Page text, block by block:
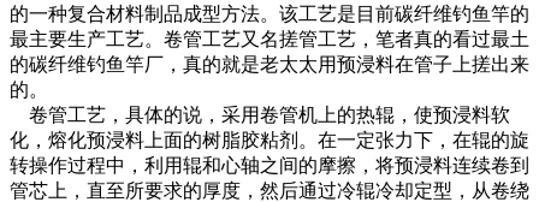
的一种复合材料制品成型方法。该工艺是目前碳纤维钓鱼竿的
最主要生产工艺。卷管工艺又名搓管工艺，笔者真的看过最土
的碳纤维钓鱼竿厂，真的就是老太太用预浸料在管子上搓出来
的。
卷管工艺，具体的说，采用卷管机上的热辊，使预浸料软
化，熔化预浸料上面的树脂胶粘剂。在一定张力下，在辊的旋
转操作过程中，利用辊和心轴之间的摩擦，将预浸料连续卷到
管芯上，直至所要求的厚度，然后通过冷辊冷却定型，从卷绕